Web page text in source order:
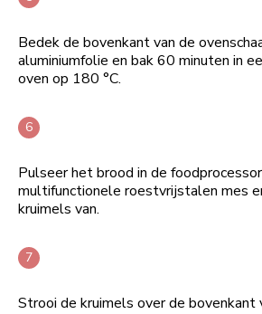
Bedek de bovenkant van de
aluminiumfolie en bak 60 minuten in
oven op 180 °C.
Pulseer het brood in de
multifunctionele roestvrijstalen mes
kruimels van.
Strooi de kruimels over de bovenkant